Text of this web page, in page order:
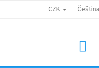
DO EU / INTERNATIONAL
CZK Čeština